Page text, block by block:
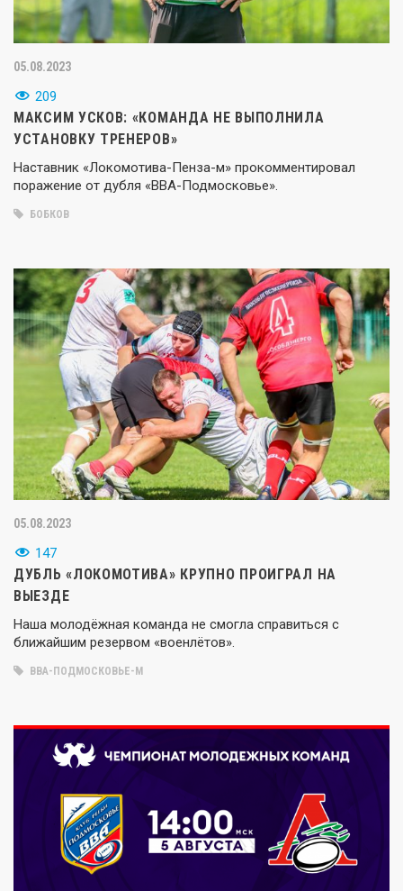
05.08.2023
209
МАКСИМ УСКОВ: «КОМАНДА НЕ ВЫПОЛНИЛА
УСТАНОВКУ ТРЕНЕРОВ»
Наставник «Локомотива-Пенза-м» прокомментировал
поражение от дубля «ВВА-Подмосковье».
БОБКОВ
05.08.2023
147
ДУБЛЬ «ЛОКОМОТИВА» КРУПНО ПРОИГРАЛ НА
ВЫЕЗДЕ
Наша молодёжная команда не смогла справиться с
ближайшим резервом «военлётов».
ВВА-ПОДМОСКОВЬЕ-М